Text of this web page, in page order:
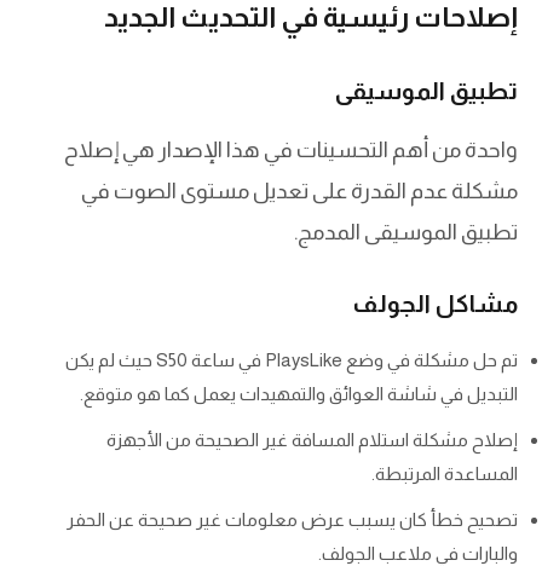
إصلاحات رئيسية في التحديث الجديد
تطبيق الموسيقى
واحدة من أهم التحسينات في هذا الإصدار هي إصلاح
مشكلة عدم القدرة على تعديل مستوى الصوت في
تطبيق الموسيقى المدمج.
مشاكل الجولف
تم حل مشكلة في وضع PlaysLike في ساعة S50 حيث لم يكن
التبديل في شاشة العوائق والتمهيدات يعمل كما هو متوقع.
إصلاح مشكلة استلام المسافة غير الصحيحة من الأجهزة
المساعدة المرتبطة.
تصحيح خطأ كان يسبب عرض معلومات غير صحيحة عن الحفر
والبارات في ملاعب الجولف.